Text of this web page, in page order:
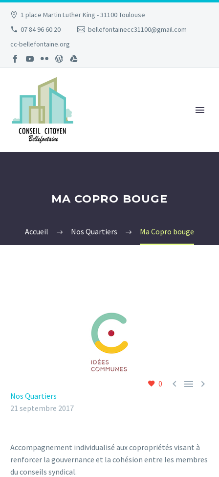
1 place Martin Luther King - 31100 Toulouse
07 84 96 60 20
bellefontainecc31100@gmail.com
cc-bellefontaine.org
MA COPRO BOUGE
Accueil Nos Quartiers Ma Copro bouge
0   
Nos Quartiers
21 septembre 2017
Accompagnement individualisé aux copropriétés visant à
renforcer la gouvernance et la cohésion entre les membres
du conseils syndical.